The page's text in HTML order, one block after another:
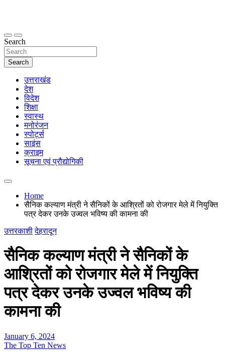
thetoptennews.com
Search
Search
उत्तराखंड
देश
विदेश
शिक्षा
स्वास्थ
मनोरंजन
स्पोर्ट्स
साइंस
क्राइम
सूचना एवं प्रौद्योगिकी
Home
सैनिक कल्याण मंत्री ने सैनिकों के आश्रितों को रोजगार मेले में नियुक्ति
पत्र देकर उनके उज्वल भविष्य की कामना की
उत्तरकाशी देहरादून
सैनिक कल्याण मंत्री ने सैनिकों के
आश्रितों को रोजगार मेले में नियुक्ति
पत्र देकर उनके उज्वल भविष्य की
कामना की
January 6, 2024
The Top Ten News